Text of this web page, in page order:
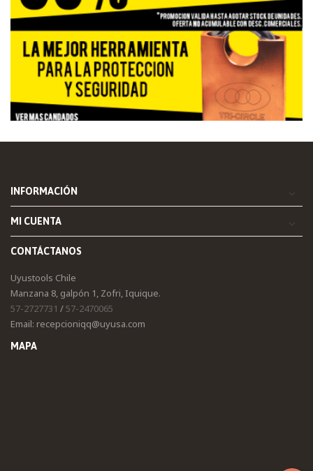
INFORMACIÓN
MI CUENTA
CONTÁCTANOS
Uyustools Chile
Manzana 8, galpón 1, Zofri, Iquique.
57-2727731 /57-2470065
Email: recepcioniqq@uyusa.com
MAPA